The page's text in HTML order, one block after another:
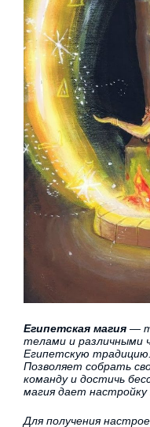
Египетская магия —
телами и различными
Египетскую традицию.
Позволяет собрать
команду и достичь
магия дает настройку
Для получения